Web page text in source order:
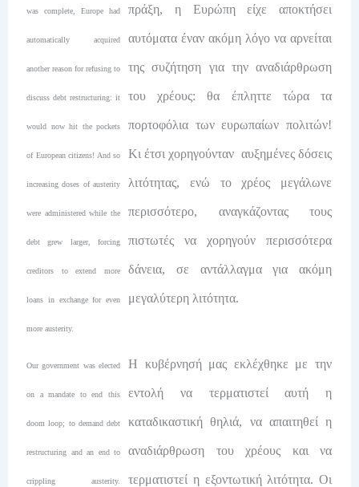
was complete, Europe had
automatically acquired
another reason for refusing to
discuss debt restructuring: it
would now hit the pockets
of European citizens! And so
increasing doses of austerity
were administered while the
debt grew larger, forcing
creditors to extend more
loans in exchange for even
more austerity.
πράξη, η Ευρώπη είχε αποκτήσει
αυτόματα έναν ακόμη λόγο να αρνείται
της συζήτηση για την αναδιάρθρωση
του χρέους: θα έπληττε τώρα τα
πορτοφόλια των ευρωπαίων πολιτών!
Κι έτσι χορηγούνταν αυξημένες δόσεις
λιτότητας, ενώ το χρέος μεγάλωνε
περισσότερο, αναγκάζοντας τους
πιστωτές να χορηγούν περισσότερα
δάνεια, σε αντάλλαγμα για ακόμη
μεγαλύτερη λιτότητα.
Our government was elected
on a mandate to end this
doom loop; to demand debt
restructuring and an end to
crippling austerity.
Η κυβέρνησή μας εκλέχθηκε με την
εντολή να τερματιστεί αυτή η
καταδικαστική θηλιά, να απαιτηθεί η
αναδιάρθρωση του χρέους και να
τερματιστεί η εξοντωτική λιτότητα. Οι